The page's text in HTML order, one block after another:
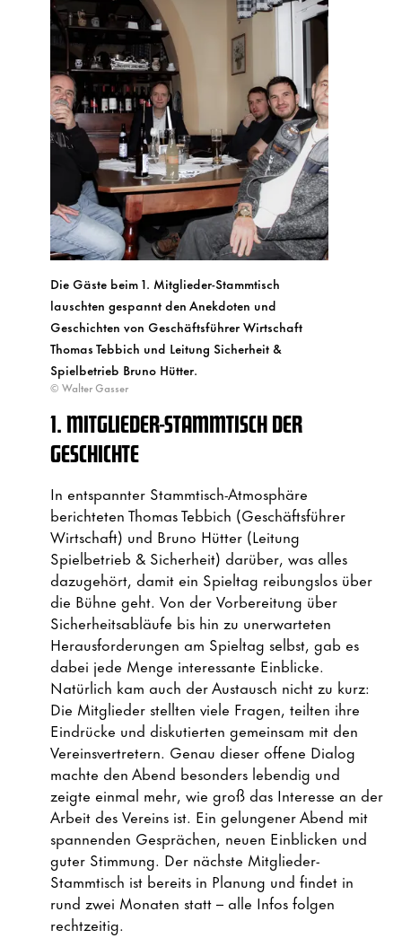
Die Gäste beim 1. Mitglieder-Stammtisch
lauschten gespannt den Anekdoten und
Geschichten von Geschäftsführer Wirtschaft
Thomas Tebbich und Leitung Sicherheit &
Spielbetrieb Bruno Hütter.
© Walter Gasser
1. MITGLIEDER-STAMMTISCH DER
GESCHICHTE
In entspannter Stammtisch-Atmosphäre
berichteten Thomas Tebbich (Geschäftsführer
Wirtschaft) und Bruno Hütter (Leitung
Spielbetrieb & Sicherheit) darüber, was alles
dazugehört, damit ein Spieltag reibungslos über
die Bühne geht. Von der Vorbereitung über
Sicherheitsabläufe bis hin zu unerwarteten
Herausforderungen am Spieltag selbst, gab es
dabei jede Menge interessante Einblicke.
Natürlich kam auch der Austausch nicht zu kurz:
Die Mitglieder stellten viele Fragen, teilten ihre
Eindrücke und diskutierten gemeinsam mit den
Vereinsvertretern. Genau dieser offene Dialog
machte den Abend besonders lebendig und
zeigte einmal mehr, wie groß das Interesse an der
Arbeit des Vereins ist. Ein gelungener Abend mit
spannenden Gesprächen, neuen Einblicken und
guter Stimmung. Der nächste Mitglieder-
Stammtisch ist bereits in Planung und findet in
rund zwei Monaten statt – alle Infos folgen
rechtzeitig.